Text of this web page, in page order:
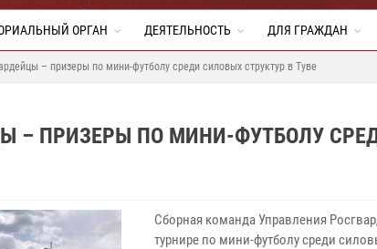
ОРГАН ДЕЯТЕЛЬНОСТЬ ДЛЯ ГРАЖДАН
– призеры по мини-футболу среди силовых структур в Туве
– ПРИЗЕРЫ ПО МИНИ-ФУТБОЛУ
Сборная команда Управления
турнире по мини-футболу среди